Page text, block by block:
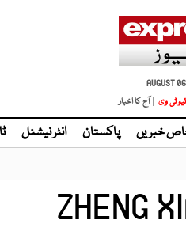
AUGUST
ٹی وی | آج کا اخبار
خبریں پاکستان انٹر نیشنل
ZHENG